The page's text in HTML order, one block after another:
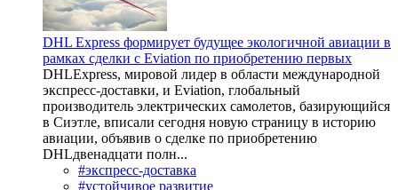
DHL Express формирует будущее экологичной авиации в
рамках сделки с Eviation по приобретению первых
DHLExpress, мировой лидер в области международной
экспресс-доставки, и Eviation, глобальный
производитель электрических самолетов, базирующийся
в Сиэтле, вписали сегодня новую страницу в историю
авиации, объявив о сделке по приобретению
DHLдвенадцати полн...
#экспресс-доставка
#устойчивое развитие